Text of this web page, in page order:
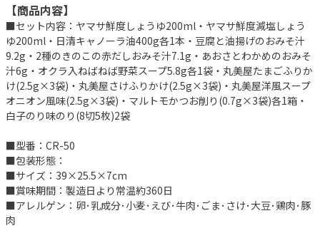
【商品内容】
■セット内容：ヤマサ鮮度しょうゆ200ml・ヤマサ鮮度減塩しょう
ゆ200ml・日清キャノーラ油400g各1本・豆腐と油揚げのおみそ汁
9.2g・2種のきのこの赤だしおみそ汁7.1g・あおさとわかめのおみそ
汁6g・オクラ入ねばねば野菜スープ5.8g各1袋・丸美屋たまごふりか
け(2.5g×3袋)・丸美屋さけふりかけ(2.5g×3袋)・丸美屋洋風スープ
オニオン風味(2.5g×3袋)・マルトモかつお削り(0.7g×3袋)各1箱・
白子のり味のり(8切5枚)2袋
■型番：CR-50
■包装形態：
■サイズ：39×25.5×7cm
■賞味期間：製造日より常温約360日
■アレルゲン：卵･乳成分･小麦･えび･牛肉･ごま･さけ･大豆･鶏肉･豚
肉